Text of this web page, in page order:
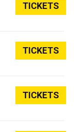
TICKETS
TICKETS
TICKETS